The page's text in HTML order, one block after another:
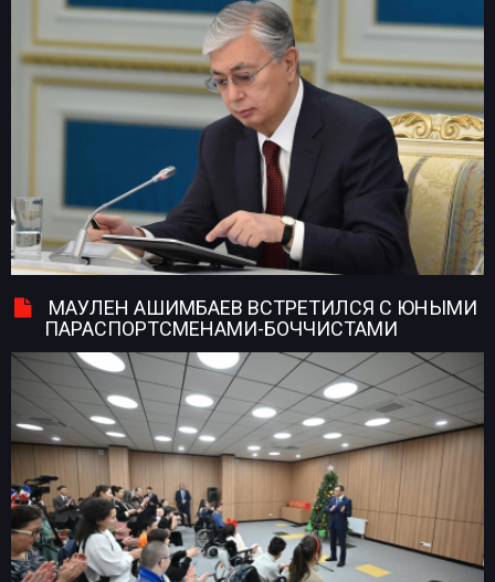
МАУЛЕН АШИМБАЕВ ВСТРЕТИЛСЯ С ЮНЫМИ
ПАРАСПОРТСМЕНАМИ-БОЧЧИСТАМИ